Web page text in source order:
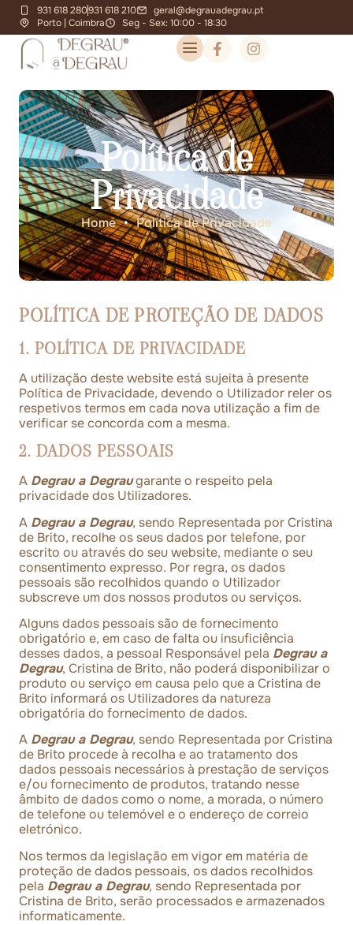
931 618 280931 618 210
geral@degrauadegrau.pt
Porto | Coimbra
Seg - Sex: 10:00 - 18:30
Política de
Privacidade
Home • Política de Privacidade
POLÍTICA DE PROTEÇÃO DE DADOS
1. POLÍTICA DE PRIVACIDADE
A utilização deste website está sujeita à presente
Política de Privacidade, devendo o Utilizador reler os
respetivos termos em cada nova utilização a fim de
verificar se concorda com a mesma.
2. DADOS PESSOAIS
A Degrau a Degraugarante o respeito pela
privacidade dos Utilizadores.
A Degrau a Degrau, sendo Representada por Cristina
de Brito, recolhe os seus dados por telefone, por
escrito ou através do seu website, mediante o seu
consentimento expresso. Por regra, os dados
pessoais são recolhidos quando o Utilizador
subscreve um dos nossos produtos ou serviços.
Alguns dados pessoais são de fornecimento
obrigatório e, em caso de falta ou insuficiência
desses dados, a pessoal Responsável pela Degrau a
Degrau, Cristina de Brito, não poderá disponibilizar o
produto ou serviço em causa pelo que a Cristina de
Brito informará os Utilizadores da natureza
obrigatória do fornecimento de dados.
A Degrau a Degrau, sendo Representada por Cristina
de Brito procede à recolha e ao tratamento dos
dados pessoais necessários à prestação de serviços
e/ou fornecimento de produtos, tratando nesse
âmbito de dados como o nome, a morada, o número
de telefone ou telemóvel e o endereço de correio
eletrónico.
Nos termos da legislação em vigor em matéria de
proteção de dados pessoais, os dados recolhidos
pela Degrau a Degrau, sendo Representada por
Cristina de Brito, serão processados e armazenados
informaticamente.